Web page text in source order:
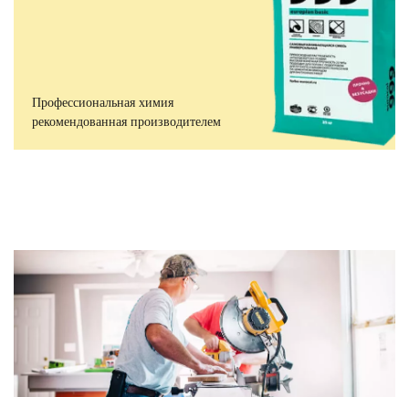
Профессиональная химия
рекомендованная производителем